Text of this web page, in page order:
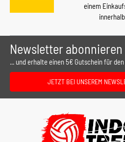
einem
Newsletter abonnieren
... und erhalte einen 5€ Gutschein für
JETZT BEI UNSEREM